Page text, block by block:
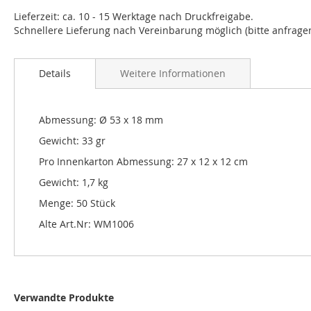
Lieferzeit: ca. 10 - 15 Werktage nach Druckfreigabe.
Schnellere Lieferung nach Vereinbarung möglich (bitte
Details
Abmessung: Ø 53 x 18 mm
Gewicht: 33 gr
Pro Innenkarton Abmessung: 27 x 12 x 12 cm
Gewicht: 1,7 kg
Menge: 50 Stück
Alte Art.Nr: WM1006
Weitere Informationen
Verwandte Produkte